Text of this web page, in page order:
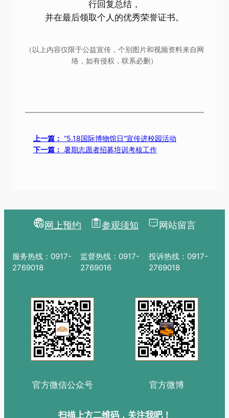
行回复总结，
并在最后领取个人的优秀荣誉证书。
（以上内容仅限于公益宣传，个别图片和视频资料来自网
络，如有侵权，联系必删）
上一篇： “5.18国际博物馆日”宣传进校园活动
下一篇： 暑期志愿者招募培训考核工作
网上预约 参观须知 网站留言
服务热线：0917-
2769018
监督热线：0917-
2769016
投诉热线：0917-
2769018
官方微信公众号 官方微博
扫描上方二维码，关注我吧！